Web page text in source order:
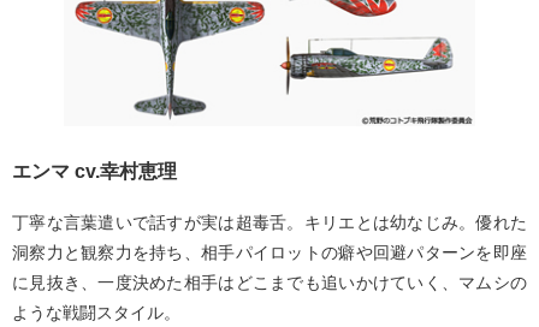
エンマ cv.幸村恵理
丁寧な言葉遣いで話すが実は超毒舌。キリエとは幼なじみ。優れた
洞察力と観察力を持ち、相手パイロットの癖や回避パターンを即座
に見抜き、一度決めた相手はどこまでも追いかけていく、マムシの
ような戦闘スタイル。